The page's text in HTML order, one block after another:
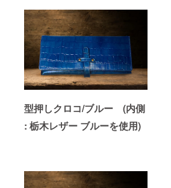
型押しクロコ/ブルー (内側
: 栃木レザー ブルーを使用)